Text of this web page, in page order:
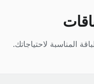
المناسبة لاحتياجاتك.